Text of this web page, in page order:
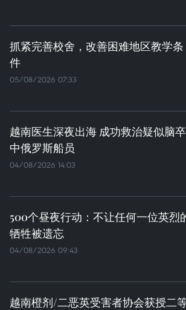
抓紧完善校舍，改善困难地区教学条
件
05/08/2026 07:33
越南医生深夜出海 成功救治疑似脑卒
中俄罗斯船员
04/08/2026 14:03
500个昼夜行动：不让任何一位英烈
牺牲被遗忘
04/08/2026 09:43
越南橙剂/二恶英受害者协会获授二